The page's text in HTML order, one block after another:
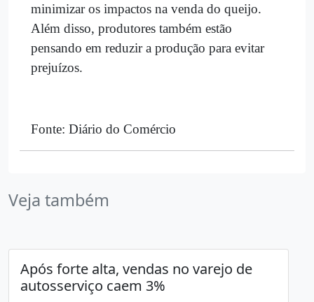
minimizar os impactos na venda do queijo.
Além disso, produtores também estão
pensando em reduzir a produção para evitar
prejuízos.
Fonte: Diário do Comércio
Veja também
Após forte alta, vendas no varejo de
autosserviço caem 3%